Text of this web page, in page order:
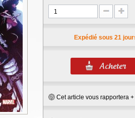
Expédié sous 21
Cet article vous rapportera +